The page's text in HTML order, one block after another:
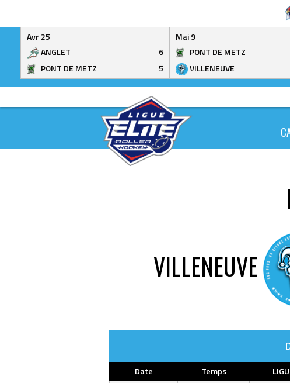
Avr 25
ANGLET
6
PONT DE METZ
5
Mai 9
PONT DE METZ
VILLENEUVE
content
VILLENEUVE
Date Temps